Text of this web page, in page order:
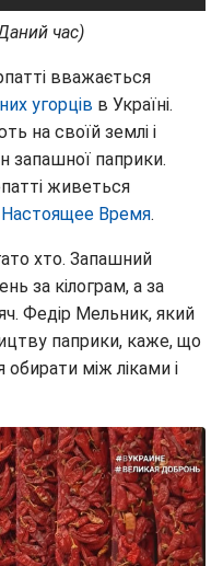
час)
вважається
угорців в Україні.
на своїй землі і
запашної паприки.
живеться
Настоящее Время.
хто. Запашний
за кілограм, а за
Федір Мельник, який
паприки, каже, що
між ліками і